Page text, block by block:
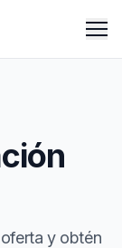
y obtén